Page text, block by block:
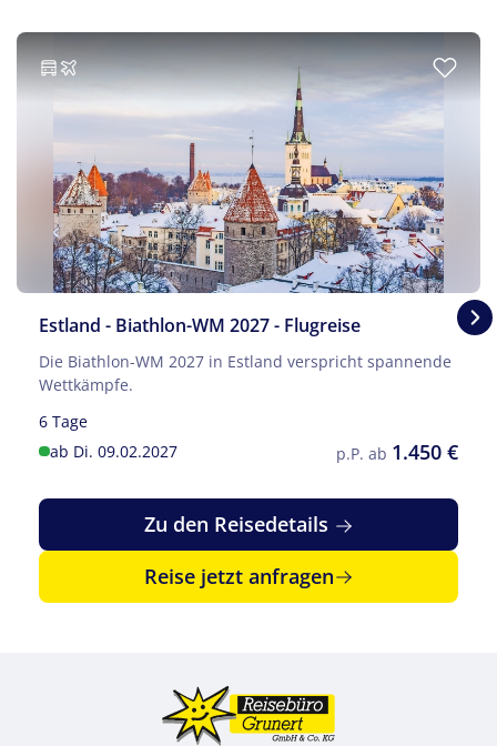
© ahua - stock.adobe.com
Estland - Biathlon-WM 2027 - Flugreise
Die Biathlon-WM 2027 in Estland verspricht spannende
Wettkämpfe.
6 Tage
ab Di. 09.02.2027
p.P. ab 1.450 €
Zu den Reisedetails
Reise jetzt anfragen